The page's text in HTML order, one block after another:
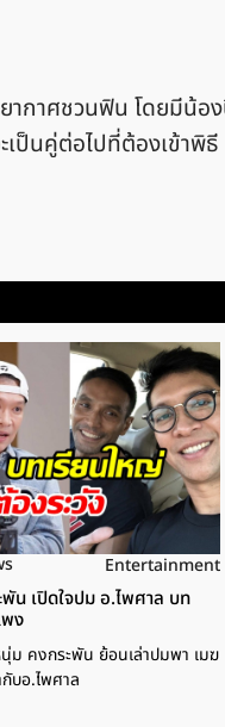
ากาศชวนฟิน โดยมีน้อ
ป็นคู่ต่อไปที่ต้องเข้าพิธี
Entertainment
น เปิดใจปม อ.ไพศาล บท
ง
ม คงกระพัน ย้อนเล่าปมพา เมฆ
บอ.ไพศาล